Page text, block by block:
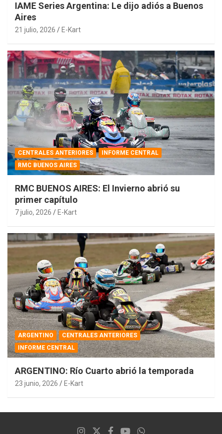
IAME Series Argentina: Le dijo adiós a Buenos
Aires
21 julio, 2026 E-Kart
CENTRALES ANTERIORES
INFORME CENTRAL
RMC BUENOS AIRES
RMC BUENOS AIRES: El Invierno abrió su
primer capítulo
7 julio, 2026 E-Kart
ARGENTINO
CENTRALES ANTERIORES
INFORME CENTRAL
ARGENTINO: Río Cuarto abrió la temporada
23 junio, 2026 E-Kart